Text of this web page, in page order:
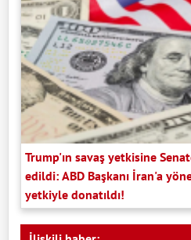
Trump'ın savaş yetkisine
edildi: ABD Başkanı İran'a
yetkiyle donatıldı!